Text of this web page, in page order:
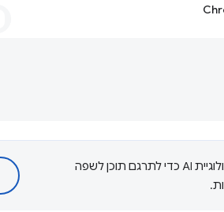
‫Google משתמשת בטכנולוגיית AI כדי לתרגם תוכן לשפה